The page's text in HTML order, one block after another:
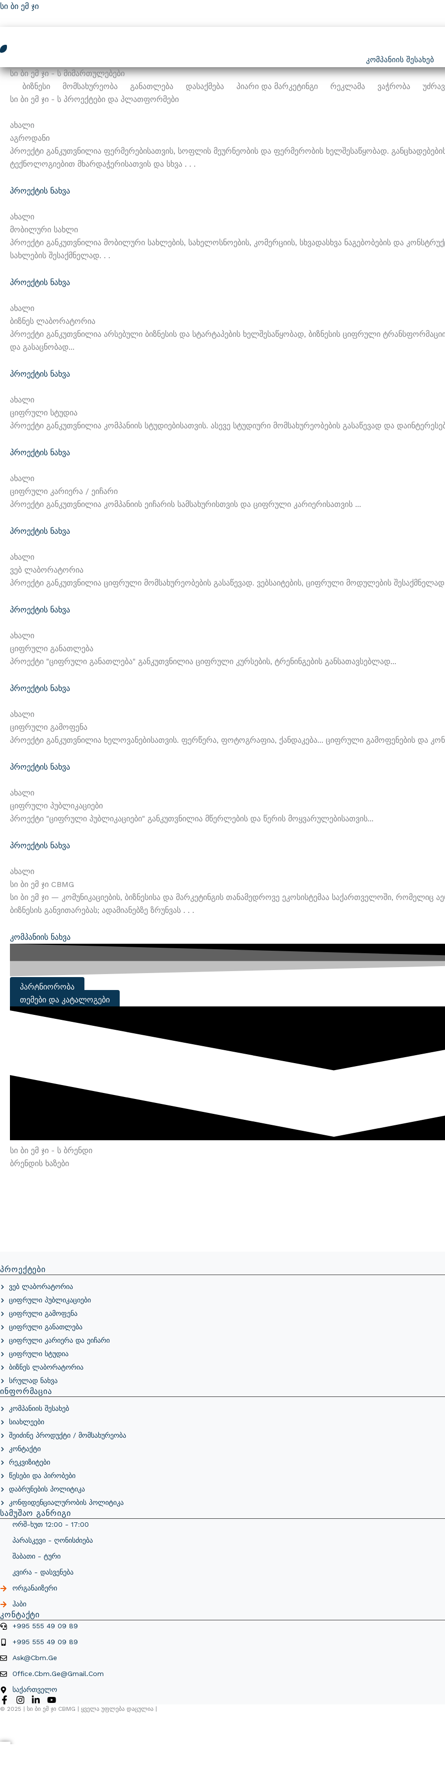
Skip
Სი Ბი Ემ Ჯი
Კომპანიის Შესახებ
Სი Ბი Ემ Ჯი - ᲡᲛიმართულებები
Ბიზნესი
Მომსახურეობა Განათლება Დასაქმება Პიარი Და Მარკეტინგი Რეკლამა Ვაჭრობა
Სი Ბი Ემ Ჯი - Ს Პროექტები Და Პლათფორმები
Ახალი
Აგროდანი
Პროექტი Განკუთვნილია Ფერმერებისათვის, Სოფლის Მეურნეობის Და Ფერმერობის Ხელშესაწყობად.
Ტექნოლოგიებით Მხარდაჭერისათვის Და Სხვა . . .
Პროექტის Ნახვა
Ახალი
Მობილური Სახლი
Პროექტი Განკუთვნილია Მობილური Სახლების, Სახელოსნოების, Კომერციის, Სხვადასხვა Ნაგებობების Და
Სახლების Შესაქმნელად. . .
Პროექტის Ნახვა
Ახალი
Ბიზნეს Ლაბორატორია
Პროექტი Განკუთვნილია Არსებული Ბიზნესის Და Სტარტაპების Ხელშესაწყობად, Ბიზნესის Ციფრული
Და Გასაცნობად...
Პროექტის Ნახვა
Ახალი
Ციფრული Სტუდია
Პროექტი Განკუთვნილია Კომპანიის Სტუდიებისათვის. Ასევე Სტუდიური Მომსახურეობების Გასაწევად Და
Პროექტის Ნახვა
Ახალი
Ციფრული Კარიერა / Ეიჩარი
Პროექტი Განკუთვნილია Კომპანიის Ეიჩარის Სამსახურისთვის Და Ციფრული Კარიერისათვის ...
Პროექტის Ნახვა
Ახალი
Ვებ Ლაბორატორია
Პროექტი Განკუთვნილია Ციფრული Მომსახურეობების Გასაწევად. Ვებსაიტების, Ციფრული Მოდულების
Პროექტის Ნახვა
Ახალი
Ციფრული Განათლება
Პროექტი "ციფრული Განათლება" Განკუთვნილია Ციფრული Კურსების, Ტრენინგების Განსათავსებლად...
Პროექტის Ნახვა
Ახალი
Ციფრული Გამოფენა
Პროექტი Განკუთვნილია Ხელოვანებისათვის. Ფერწერა, Ფოტოგრაფია, Ქანდაკება... Ციფრული Გამოფენების Და
Პროექტის Ნახვა
Ახალი
Ციფრული Პუბლიკაციები
Პროექტი "ციფრული Პუბლიკაციები" Განკუთვნილია Მწერლების Და Წერის Მოყვარულებისათვის...
Პროექტის Ნახვა
Ახალი
Სი Ბი Ემ Ჯი CBMG
Სი Ბი Ემ Ჯი — Კომუნიკაციების, Ბიზნესისა Და Მარკეტინგის Თანამედროვე Ეკოსისტემაა Საქართველოში, Რომელიც
Ბიზნესის Განვითარებას; Ადამიანებზე Ზრუნვას . . .
Კომპანიის Ნახვა
Პარტნიორობა
Თემები Და Კატალოგები
Სი Ბი Ემ Ჯი - Ს Ბრენდი
Ბრენდის Ხაზები
Პროექტები
Ვებ Ლაბორატორია
Ციფრული Პუბლიკაციები
Ციფრული Გამოფენა
Ციფრული Განათლება
Ციფრული Კარიერა Და Ეიჩარი
Ციფრული Სტუდია
Ბიზნეს Ლაბორატორია
Სრულად Ნახვა
Ინფორმაცია
Კომპანიის Შესახებ
Სიახლეები
Შეიძინე Პროდუქტი / Მომსახურეობა
Კონტაქტი
Რეკვიზიტები
Წესები Და Პირობები
Დაბრუნების Პოლიტიკა
Კონფიდენციალურობის Პოლიტიკა
Სამუშაო Განრიგი
Ორშ-Ხუთ 12:00 - 17:00
Პარასკევი - Ღონისძიება
Შაბათი - Ტური
Კვირა - Დასვენება
Ორგანაიზერი
Ჰაბი
Კონტაქტი
+995 555 49 09 89
+995 555 49 09 89
Ask@cbm.ge
Office.cbm.ge@gmail.com
Საქართველო
© 2025 | Სი Ბი Ემ Ჯი CBMG | Ყველა Უფლება Დაცულია |